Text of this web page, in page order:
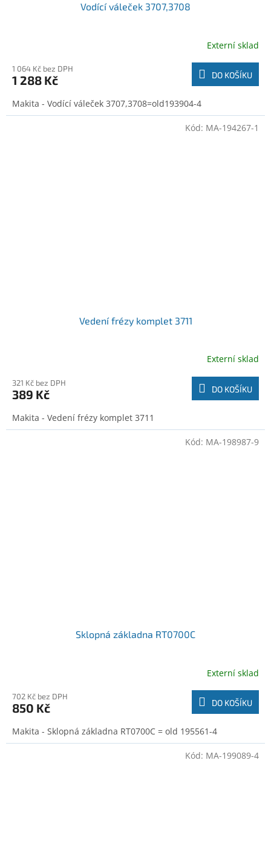
Vodící váleček 3707,3708
Externí sklad
1 064 Kč bez DPH
1 288 Kč DO KOŠÍKU
Makita - Vodící váleček 3707,3708=old193904-4
Vedení frézy komplet 3711
Externí sklad
321 Kč bez DPH
389 Kč DO KOŠÍKU
Makita - Vedení frézy komplet 3711
Kód: MA-194267-1
Sklopná základna RT0700C
Externí sklad
702 Kč bez DPH
850 Kč DO KOŠÍKU
Makita - Sklopná základna RT0700C = old 195561-4
Kód: MA-198987-9
Kód: MA-199089-4